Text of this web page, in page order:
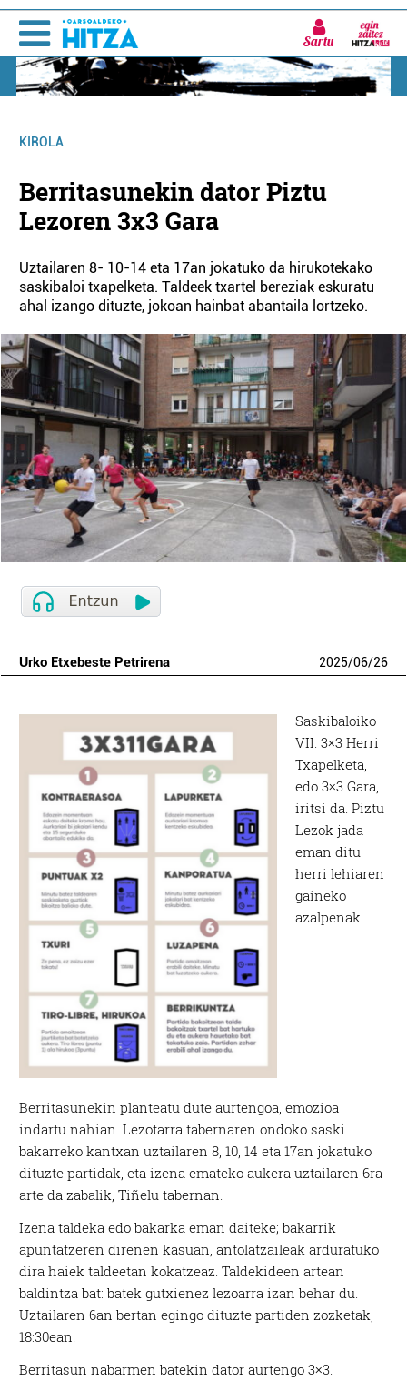
Sartu
KIROLA
Berritasunekin dator Piztu
Lezoren 3x3 Gara
Uztailaren 8- 10-14 eta 17an jokatuko da hirukotekako
saskibaloi txapelketa. Taldeek txartel bereziak eskuratu
ahal izango dituzte, jokoan hainbat abantaila lortzeko.
Urko Etxebeste Petrirena 2025/06/26
Saskibaloiko
VII. 3×3 Herri
Txapelketa,
edo 3×3 Gara,
iritsi da. Piztu
Lezok jada
eman ditu
herri lehiaren
gaineko
azalpenak.
Berritasunekin planteatu dute aurtengoa, emozioa
indartu nahian. Lezotarra tabernaren ondoko saski
bakarreko kantxan uztailaren 8, 10, 14 eta 17an jokatuko
dituzte partidak, eta izena emateko aukera uztailaren 6ra
arte da zabalik, Tiñelu tabernan.
Izena taldeka edo bakarka eman daiteke; bakarrik
apuntatzeren direnen kasuan, antolatzaileak arduratuko
dira haiek taldeetan kokatzeaz. Taldekideen artean
baldintza bat: batek gutxienez lezoarra izan behar du.
Uztailaren 6an bertan egingo dituzte partiden zozketak,
18:30ean.
Berritasun nabarmen batekin dator aurtengo 3×3.